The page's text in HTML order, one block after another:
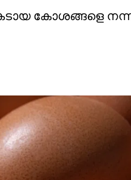
കോശങ്ങളെ